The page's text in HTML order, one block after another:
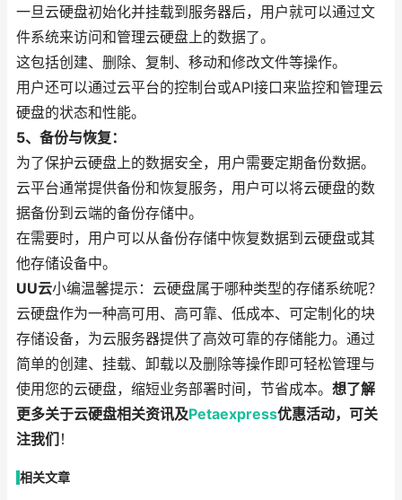
一旦云硬盘初始化并挂载到服务器后，用户就可以通过文
件系统来访问和管理云硬盘上的数据了。
这包括创建、删除、复制、移动和修改文件等操作。
用户还可以通过云平台的控制台或API接口来监控和管理云
硬盘的状态和性能。
5、备份与恢复：
为了保护云硬盘上的数据安全，用户需要定期备份数据。
云平台通常提供备份和恢复服务，用户可以将云硬盘的数
据备份到云端的备份存储中。
在需要时，用户可以从备份存储中恢复数据到云硬盘或其
他存储设备中。
UU云小编温馨提示：云硬盘属于哪种类型的存储系统呢？
云硬盘作为一种高可用、高可靠、低成本、可定制化的块
存储设备，为云服务器提供了高效可靠的存储能力。通过
简单的创建、挂载、卸载以及删除等操作即可轻松管理与
使用您的云硬盘，缩短业务部署时间，节省成本。 想了解
更多关于云硬盘相关资讯及Petaexpress优惠活动，可关
注我们 ！
相关文章